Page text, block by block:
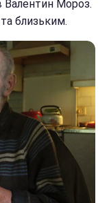
Валентин Мороз.
близьким.